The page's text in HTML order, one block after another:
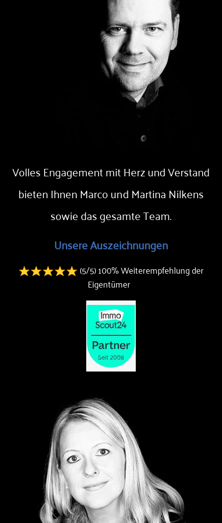
Volles Engagement mit Herz und Verstand
bieten Ihnen Marco und Martina Nilkens
sowie das gesamte Team.
Unsere Auszeichnungen
(5/5)100% Weiterempfehlung der
Eigentümer